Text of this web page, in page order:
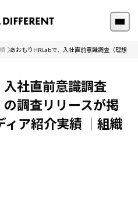
あおもりHRLabで、入社直前意識調査（理想の
社直前意識調査
の調査リリースが掲
ィア紹介実績
｜組織